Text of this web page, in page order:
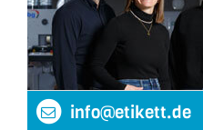
info@etikett.de